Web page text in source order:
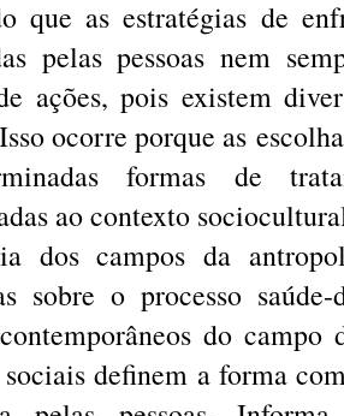
que as estratégias de
pelas pessoas nem
ações, pois existem
ocorre porque as
formas de
ao contexto
dos campos da
sobre o processo
do
definem a forma